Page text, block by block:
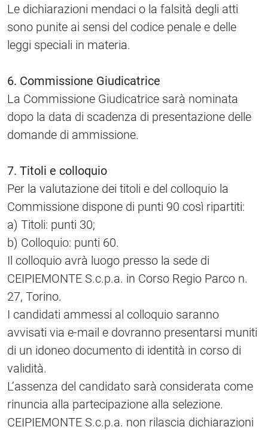
Le dichiarazioni mendaci o la falsità degli atti
sono punite ai sensi del codice penale e delle
leggi speciali in materia.
6. Commissione Giudicatrice
La Commissione Giudicatrice sarà nominata
dopo la data di scadenza di presentazione delle
domande di ammissione.
7. Titoli e colloquio
Per la valutazione dei titoli e del colloquio la
Commissione dispone di punti 90 così ripartiti:
a) Titoli: punti 30;
b) Colloquio: punti 60.
Il colloquio avrà luogo presso la sede di
CEIPIEMONTE S.c.p.a. in Corso Regio Parco n.
27, Torino.
I candidati ammessi al colloquio saranno
avvisati via e-mail e dovranno presentarsi muniti
di un idoneo documento di identità in corso di
validità.
L’assenza del candidato sarà considerata come
rinuncia alla partecipazione alla selezione.
CEIPIEMONTE S.c.p.a. non rilascia dichiarazioni